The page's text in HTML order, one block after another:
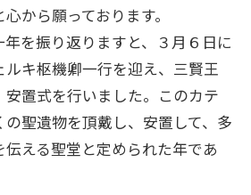
から願っております。
を振り返りますと、３月６日に
キ枢機卿一行を迎え、三賢王
置式を行いました。このカテ
の聖遺物を頂戴し、安置して、多
伝える聖堂と定められた年であ